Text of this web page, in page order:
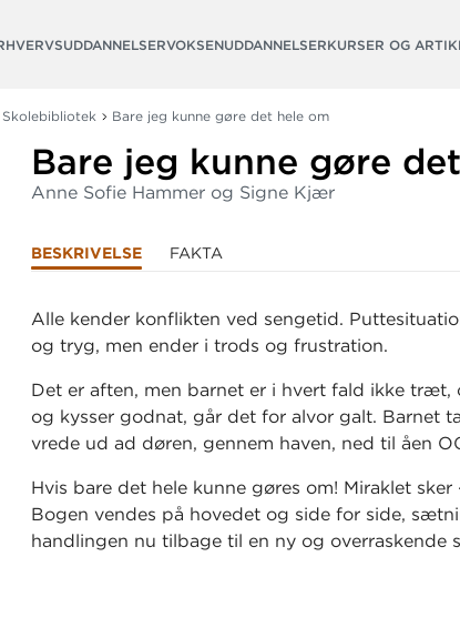
VOKSENUDDANNELSERKURSER OG
Skolebibliotek Bare jeg kunne gøre det hele om
Bare jeg kunne gøre
Anne Sofie Hammer og Signe Kjær
BESKRIVELSE FAKTA
Alle kender konflikten ved sengetid.
og tryg, men ender i trods og frustration.
Det er aften, men barnet er i hvert fald ikke
og kysser godnat, går det for alvor galt. Barnet
vrede ud ad døren, gennem haven, ned til åen
Hvis bare det hele kunne gøres om! Miraklet
Bogen vendes på hovedet og side for side,
handlingen nu tilbage til en ny og overraskende